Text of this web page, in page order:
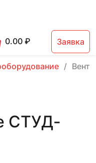
0.00₽ Заявка
СТУД-